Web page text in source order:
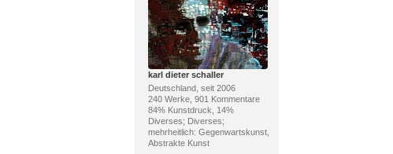
karl dieter schaller
Deutschland, seit 2006
240 Werke, 901 Kommentare
84% Kunstdruck, 14%
Diverses; Diverses;
mehrheitlich: Gegenwartskunst,
Abstrakte Kunst